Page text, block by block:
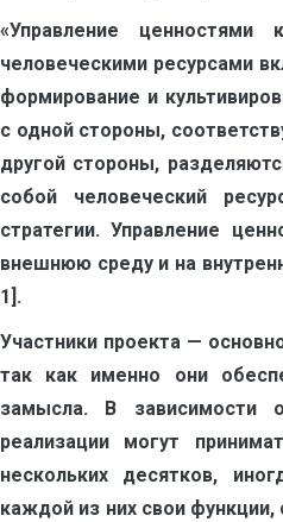
«Управление ценностями
человеческими ресурсами
формирование и
с одной стороны,
другой стороны,
собой человеческий
стратегии. Управление
внешнюю среду и на
1].
Участники проекта —
так как именно они
замысла. В зависимости
реализации могут
нескольких десятков,
каждой из них свои функции,